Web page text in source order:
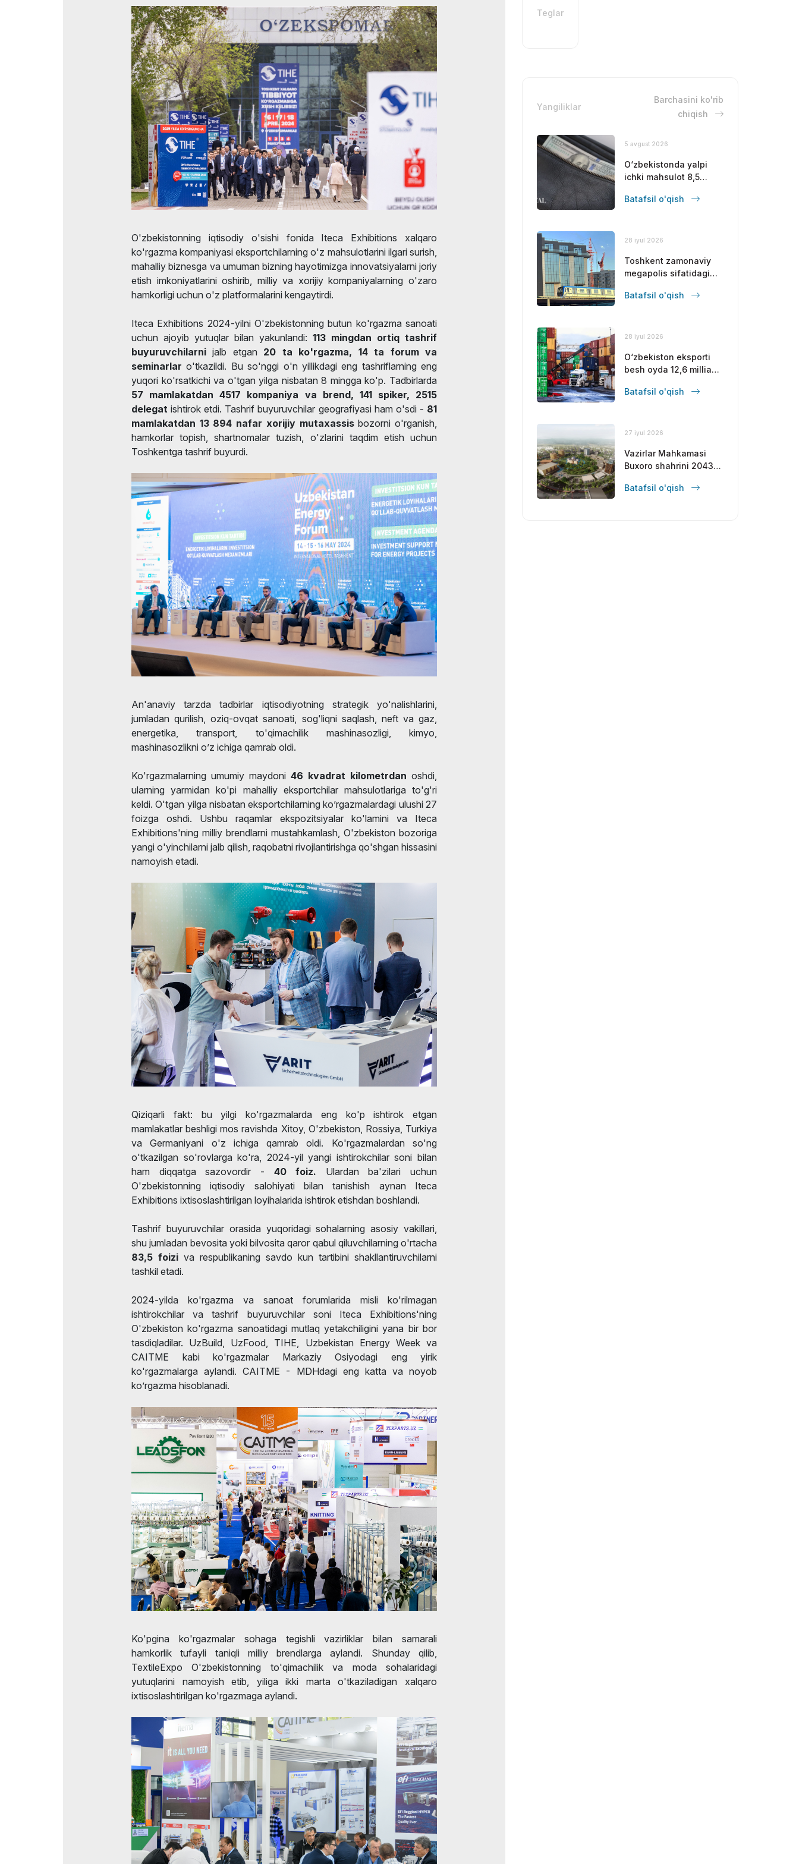
Rasmiy aviataşuvchi
O'zbekistonning iqtisodiy o'sishi fonida Iteca Exhibitions xalqaro
ko'rgazma kompaniyasi eksportchilarning o'z mahsulotlarini ilgari surish,
mahalliy biznesga va umuman bizning hayotimizga innovatsiyalarni joriy
etish imkoniyatlarini oshirib, milliy va xorijiy kompaniyalarning o'zaro
hamkorligi uchun o'z platformalarini kengaytirdi.
Iteca Exhibitions 2024-yilni O'zbekistonning butun ko'rgazma sanoati
uchun ajoyib yutuqlar bilan yakunlandi: 113 mingdan ortiq tashrif
buyuruvchilarnijalb etgan 20 ta ko'rgazma, 14 ta forum va
seminarlar o'tkazildi. Bu so'nggi o'n yillikdagi eng tashriflarning eng
yuqori ko'rsatkichi va o'tgan yilga nisbatan 8 mingga ko'p. Tadbirlarda
57 mamlakatdan 4517 kompaniya va brend, 141 spiker, 2515
delegatishtirok etdi. Tashrif buyuruvchilar geografiyasi ham o'sdi - 81
mamlakatdan 13 894 nafar xorijiy mutaxassisbozorni o'rganish,
hamkorlar topish, shartnomalar tuzish, o'zlarini taqdim etish uchun
Toshkentga tashrif buyurdi.
An'anaviy tarzda tadbirlar iqtisodiyotning strategik yo'nalishlarini,
jumladan qurilish, oziq-ovqat sanoati, sog'liqni saqlash, neft va gaz,
energetika, transport, to'qimachilik mashinasozligi, kimyo,
mashinasozlikni o’z ichiga qamrab oldi.
Ko'rgazmalarning umumiy maydoni 46 kvadrat kilometrdan oshdi,
ularning yarmidan ko'pi mahalliy eksportchilar mahsulotlariga to'g'ri
keldi. O'tgan yilga nisbatan eksportchilarning ko’rgazmalardagi ulushi 27
foizga oshdi. Ushbu raqamlar ekspozitsiyalar ko'lamini va Iteca
Exhibitions'ning milliy brendlarni mustahkamlash, O'zbekiston bozoriga
yangi o'yinchilarni jalb qilish, raqobatni rivojlantirishga qo'shgan hissasini
namoyish etadi.
Qiziqarli fakt: bu yilgi ko'rgazmalarda eng ko'p ishtirok etgan
mamlakatlar beshligi mos ravishda Xitoy, O'zbekiston, Rossiya, Turkiya
va Germaniyani o'z ichiga qamrab oldi. Ko'rgazmalardan so'ng
o'tkazilgan so'rovlarga ko'ra, 2024-yil yangi ishtirokchilar soni bilan
ham diqqatga sazovordir - 40 foiz. Ulardan ba'zilari uchun
O'zbekistonning iqtisodiy salohiyati bilan tanishish aynan Iteca
Exhibitions ixtisoslashtirilgan loyihalarida ishtirok etishdan boshlandi.
Tashrif buyuruvchilar orasida yuqoridagi sohalarning asosiy vakillari,
shu jumladan bevosita yoki bilvosita qaror qabul qiluvchilarning o'rtacha
83,5 foizi va respublikaning savdo kun tartibini shakllantiruvchilarni
tashkil etadi.
2024-yilda ko'rgazma va sanoat forumlarida misli ko'rilmagan
ishtirokchilar va tashrif buyuruvchilar soni Iteca Exhibitions'ning
O'zbekiston ko'rgazma sanoatidagi mutlaq yetakchiligini yana bir bor
tasdiqladilar. UzBuild, UzFood, TIHE, Uzbekistan Energy Week va
CAITME kabi ko'rgazmalar Markaziy Osiyodagi eng yirik
ko'rgazmalarga aylandi. CAITME - MDHdagi eng katta va noyob
ko’rgazma hisoblanadi.
Ko'pgina ko'rgazmalar sohaga tegishli vazirliklar bilan samarali
hamkorlik tufayli taniqli milliy brendlarga aylandi. Shunday qilib,
TextileExpo O'zbekistonning to'qimachilik va moda sohalaridagi
yutuqlarini namoyish etib, yiliga ikki marta o'tkaziladigan xalqaro
ixtisoslashtirilgan ko'rgazmaga aylandi.
Teglar
Yangiliklar
Barchasini ko'rib
chiqish
5 avgust 2026
O‘zbekistonda yalpi
ichki mahsulot 8,5
Batafsil o'qish
28 iyul 2026
Toshkent zamonaviy
megapolis sifatidagi
mustahkamlamoqda
Batafsil o'qish
28 iyul 2026
O‘zbekiston eksporti
besh oyda 12,6 milliard
Batafsil o'qish
27 iyul 2026
Vazirlar Mahkamasi
Buxoro shahrini 2043-
rivojlantirishning bosh
Batafsil o'qish